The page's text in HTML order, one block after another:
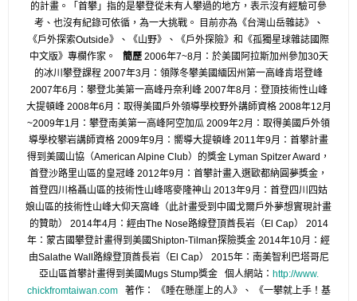
的計畫。「首攀」 指的是攀登從未有人攀過的地方，表示沒有經驗可參
考、 也沒有紀錄可依循，為一大挑戰。 目前亦為《台灣山岳雜誌》、
《戶外探索Outside》、《山野》、《戶外探險》和《孤獨星球雜誌國際
中文版》專欄作家。 簡歷2006年7~8月：於美國阿拉斯加州參加30天
的冰川攀登課程 2007年3月：領隊冬攀美國緬因州第一高峰肯塔登峰
2007年6月：攀登北美第一高峰丹奈利峰 2007年8月：登頂技術性山峰
大提頓峰 2008年6月：取得美國戶外領導學校野外講師資格 2008年12月
~2009年1月：攀登南美第一高峰阿空加瓜 2009年2月：取得美國戶外領
導學校攀岩講師資格 2009年9月：嚮導大提頓峰 2011年9月：首攀計畫
得到美國山協（American Alpine Club）的獎金 Lyman Spitzer Award，
首登沙路里山區的皇冠峰 2012年9月：首攀計畫入選歐都納圓夢獎金，
首登四川格聶山區的技術性山峰喀麥隆神山 2013年9月：首登四川四姑
娘山區的技術性山峰大仰天窩峰（此計畫受到中國戈爾戶外夢想實現計畫
的贊助） 2014年4月：經由The Nose路線登頂酋長岩（El Cap） 2014
年：蒙古國攀登計畫得到美國Shipton-Tilman探險獎金 2014年10月：經
由Salathe Wall路線登頂酋長岩（El Cap） 2015年：南美智利巴塔哥尼
亞山區首攀計畫得到美國Mugs Stump獎金 個人網站： http://www.
chickfromtaiwan.com著作： 《睡在懸崖上的人》、 《一攀就上手！基